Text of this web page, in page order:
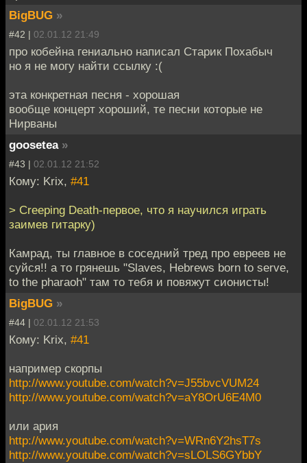
BigBUG »
#42 | 02.01.12 21:49
про кобейна гениально написал Старик Похабыч
но я не могу найти ссылку :(
эта конкретная песня - хорошая
вообще концерт хороший, те песни которые не
Нирваны
goosetea »
#43 | 02.01.12 21:52
Кому: Krix, #41
> Creeping Death-первое, что я научился играть
заимев гитарку)
Камрад, ты главное в соседний тред про евреев не
суйся!! а то грянешь "Slaves, Hebrews born to serve,
to the pharaoh" там то тебя и повяжут сионисты!
BigBUG »
#44 | 02.01.12 21:53
Кому: Krix, #41
например скорпы
http://www.youtube.com/watch?v=J55bvcVUM24
http://www.youtube.com/watch?v=aY8OrU6E4M0
или ария
http://www.youtube.com/watch?v=WRn6Y2hsT7s
http://www.youtube.com/watch?v=sLOLS6GYbbY